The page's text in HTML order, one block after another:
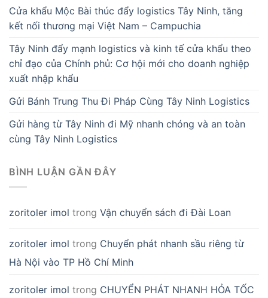
Cửa khẩu Mộc Bài thúc đẩy logistics Tây Ninh, tăng
kết nối thương mại Việt Nam – Campuchia
Tây Ninh đẩy mạnh logistics và kinh tế cửa khẩu theo
chỉ đạo của Chính phủ: Cơ hội mới cho doanh nghiệp
xuất nhập khẩu
Gửi Bánh Trung Thu Đi Pháp Cùng Tây Ninh Logistics
Gửi hàng từ Tây Ninh đi Mỹ nhanh chóng và an toàn
cùng Tây Ninh Logistics
BÌNH LUẬN GẦN ĐÂY
zoritoler imol trong Vận chuyển sách đi Đài Loan
zoritoler imol trong Chuyển phát nhanh sầu riêng từ
Hà Nội vào TP Hồ Chí Minh
zoritoler imol trong CHUYỂN PHÁT NHANH HỎA TỐC